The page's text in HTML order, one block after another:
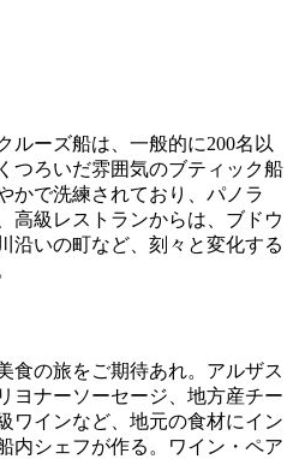
ルーズ船は、一般的に200名以
つろいだ雰囲気のブティック船
かで洗練されており、パノラ
高級レストランからは、ブドウ
沿いの町など、刻々と変化する
食の旅をご期待あれ。アルザス
ヨナーソーセージ、地方産チー
ワインなど、地元の食材にイン
内シェフが作る。ワイン・ペア